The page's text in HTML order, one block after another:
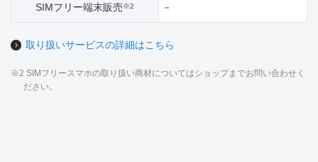
SIMフリー端末販売※2 －
取り扱いサービスの詳細はこちら
※2 SIMフリースマホの取り扱い商材についてはショップまでお問い合わせく
ださい。